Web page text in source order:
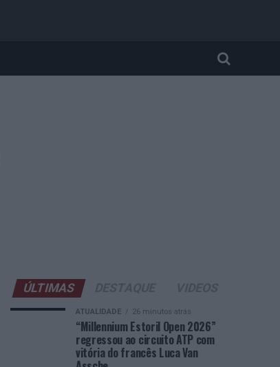
ÚLTIMAS
ATUALIDADE 26 minutos atrás
“Millennium Estoril Open 2026”
regressou ao circuito ATP com
vitória do francês Luca Van